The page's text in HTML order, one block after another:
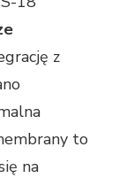
z
to
na